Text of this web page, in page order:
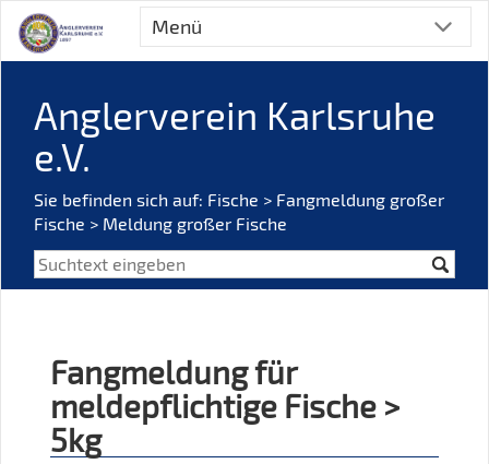
Menü
Anglerverein Karlsruhe
e.V.
Sie befinden sich auf: Fische > Fangmeldung großer
Fische > Meldung großer Fische
Fangmeldung für
meldepflichtige Fische >
5kg